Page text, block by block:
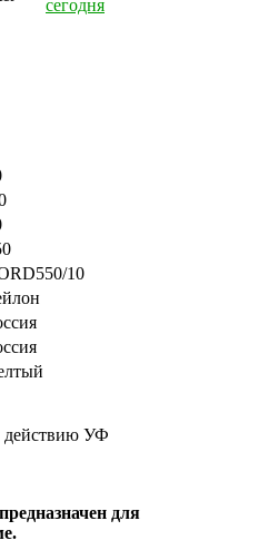
сегодня
10
действию УФ
для